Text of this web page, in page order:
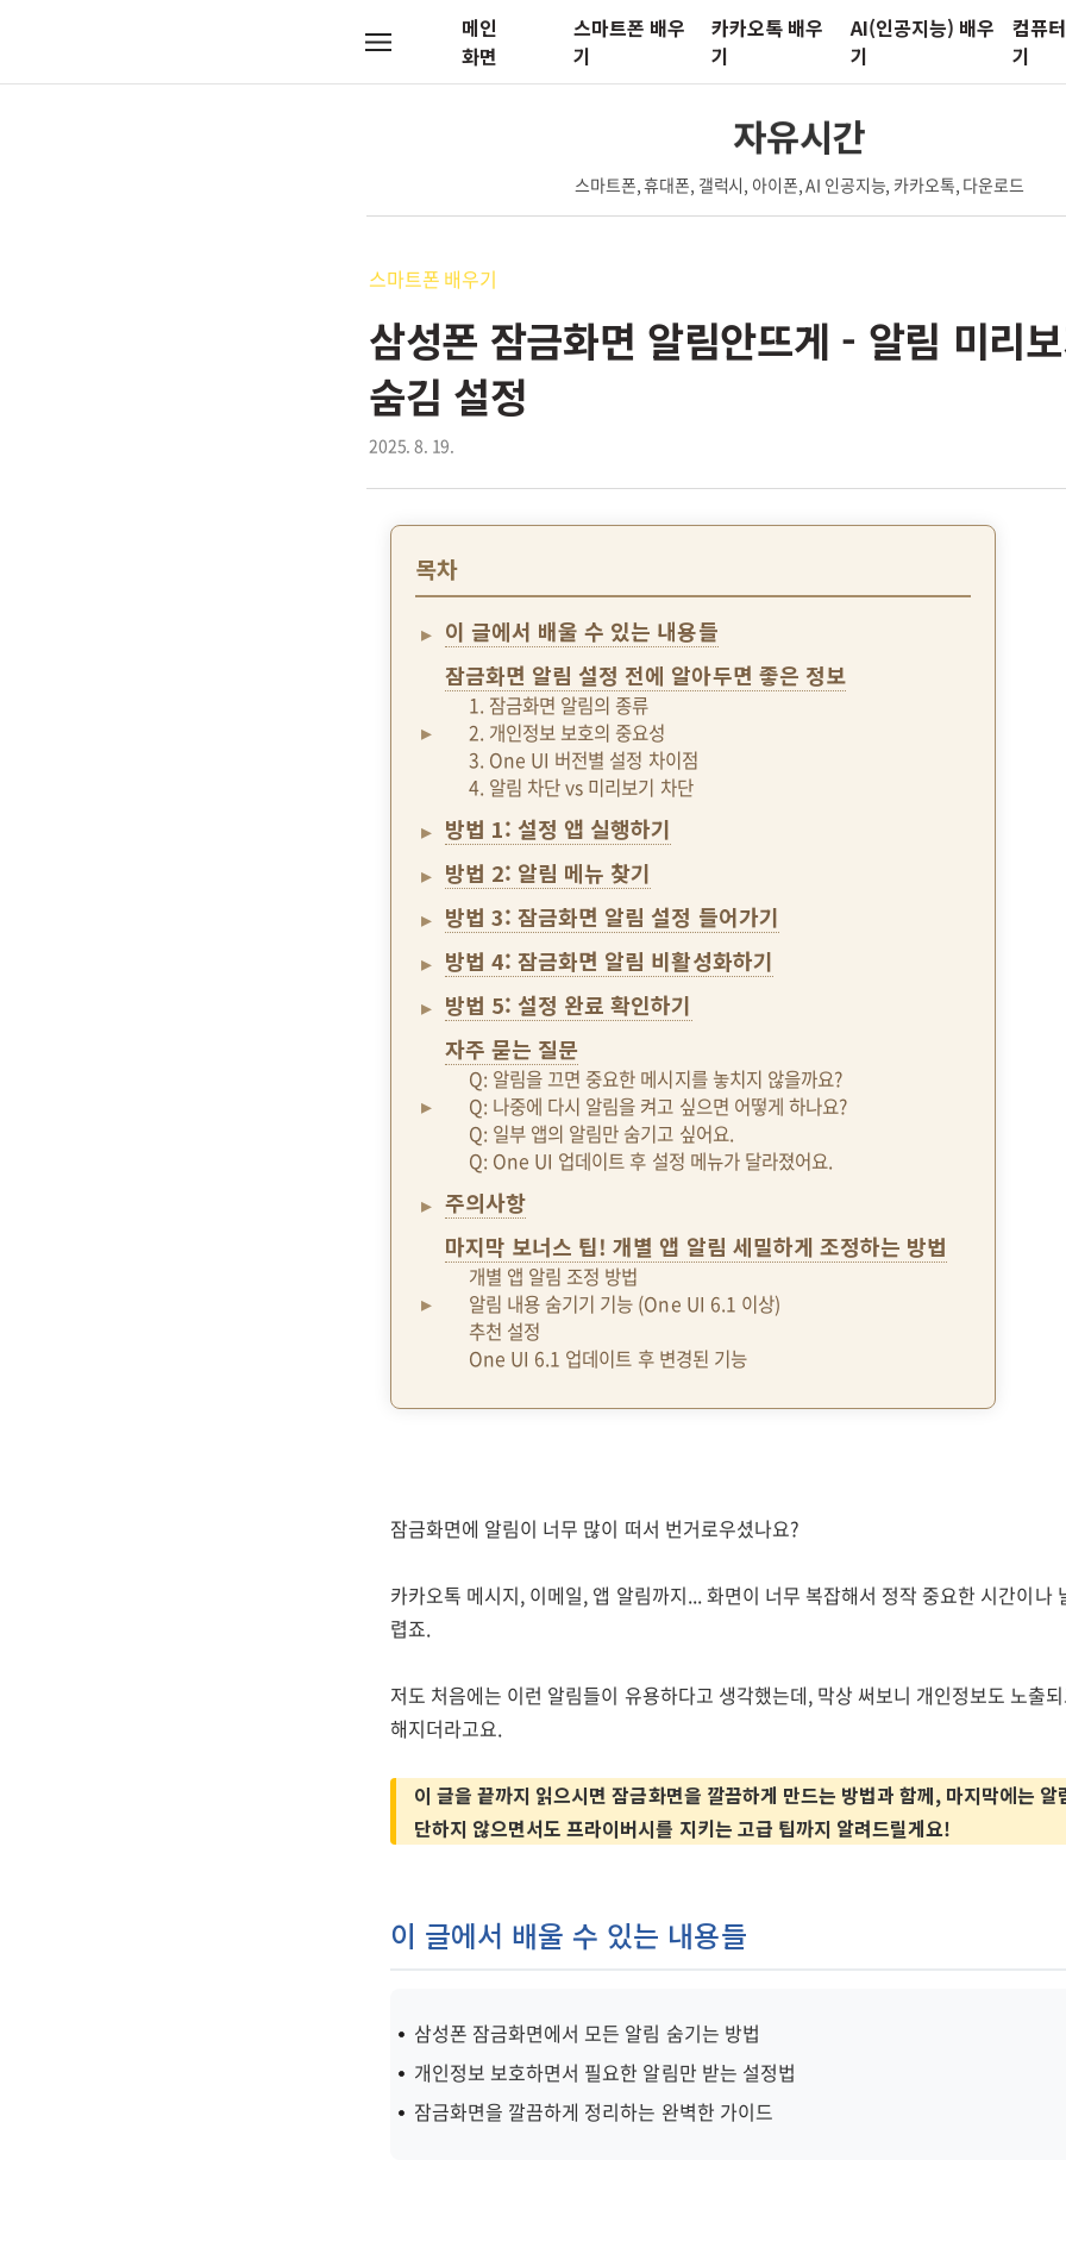
메인
화면
스마트폰 배우
기
카카오톡 배우
기
AI(인공지능) 배우
기
컴퓨
기
메
자유시간
스마트폰, 휴대폰, 갤럭시, 아이폰, AI 인공지능, 카카오톡, 다운로드
스마트폰 배우기
삼성폰 잠금화면 알림안뜨게 - 알림 미리
숨김 설정
2025. 8. 19.
목차
이 글에서 배울 수 있는 내용들
잠금화면 알림 설정 전에 알아두면 좋은 정보
1. 잠금화면 알림의 종류
2. 개인정보 보호의 중요성
3. One UI 버전별 설정 차이점
4. 알림 차단 vs 미리보기 차단
방법 1: 설정 앱 실행하기
방법 2: 알림 메뉴 찾기
방법 3: 잠금화면 알림 설정 들어가기
방법 4: 잠금화면 알림 비활성화하기
방법 5: 설정 완료 확인하기
자주 묻는 질문
Q: 알림을 끄면 중요한 메시지를 놓치지 않을까요?
Q: 나중에 다시 알림을 켜고 싶으면 어떻게 하나요?
Q: 일부 앱의 알림만 숨기고 싶어요.
Q: One UI 업데이트 후 설정 메뉴가 달라졌어요.
주의사항
마지막 보너스 팁! 개별 앱 알림 세밀하게 조정하는 방법
개별 앱 알림 조정 방법
알림 내용 숨기기 기능 (One UI 6.1 이상)
추천 설정
One UI 6.1 업데이트 후 변경된 기능
잠금화면에 알림이 너무 많이 떠서 번거로우셨나요?
카카오톡 메시지, 이메일, 앱 알림까지... 화면이 너무 복잡해서 정작 중요한 시간이나
렵죠.
저도 처음에는 이런 알림들이 유용하다고 생각했는데, 막상 써보니 개인정보도 노출
해지더라고요.
이 글을 끝까지 읽으시면 잠금화면을 깔끔하게 만드는 방법과 함께, 마지막에는 알
단하지 않으면서도 프라이버시를 지키는 고급 팁까지 알려드릴게요!
이 글에서 배울 수 있는 내용들
삼성폰 잠금화면에서 모든 알림 숨기는 방법
개인정보 보호하면서 필요한 알림만 받는 설정법
잠금화면을 깔끔하게 정리하는 완벽한 가이드